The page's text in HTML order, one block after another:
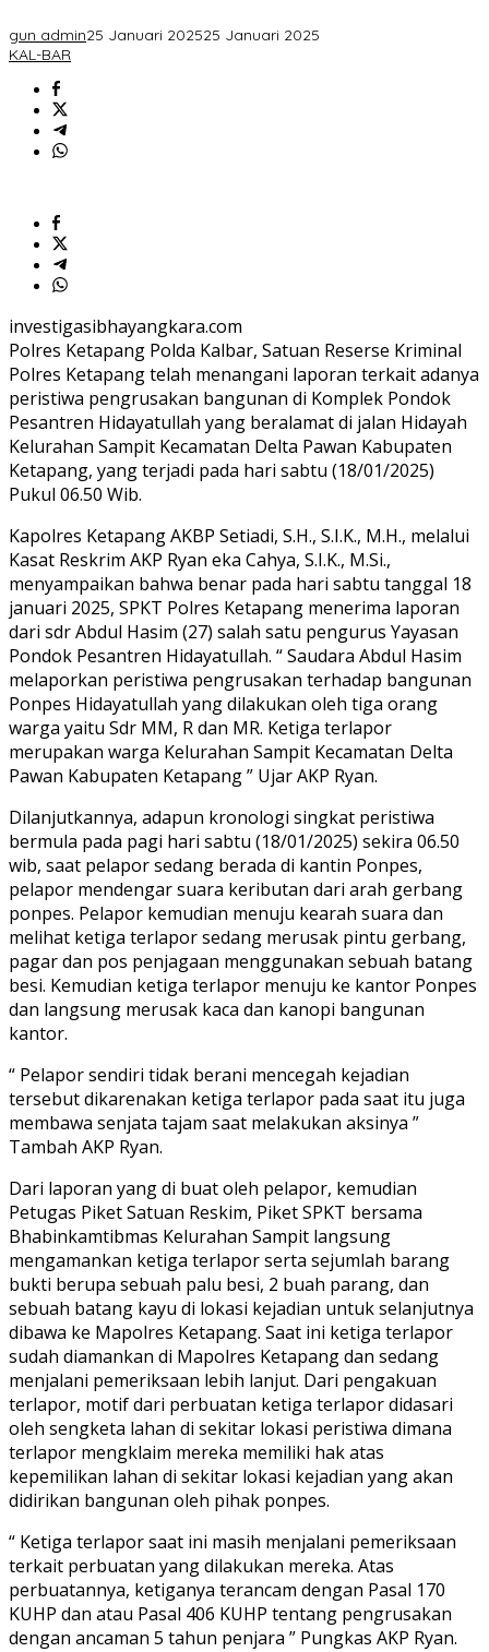
gun admin25 Januari 202525 Januari 2025
KAL-BAR
investigasibhayangkara.com
Polres Ketapang Polda Kalbar, Satuan Reserse Kriminal
Polres Ketapang telah menangani laporan terkait adanya
peristiwa pengrusakan bangunan di Komplek Pondok
Pesantren Hidayatullah yang beralamat di jalan Hidayah
Kelurahan Sampit Kecamatan Delta Pawan Kabupaten
Ketapang, yang terjadi pada hari sabtu (18/01/2025)
Pukul 06.50 Wib.
Kapolres Ketapang AKBP Setiadi, S.H., S.I.K., M.H., melalui
Kasat Reskrim AKP Ryan eka Cahya, S.I.K., M.Si.,
menyampaikan bahwa benar pada hari sabtu tanggal 18
januari 2025, SPKT Polres Ketapang menerima laporan
dari sdr Abdul Hasim (27) salah satu pengurus Yayasan
Pondok Pesantren Hidayatullah. “ Saudara Abdul Hasim
melaporkan peristiwa pengrusakan terhadap bangunan
Ponpes Hidayatullah yang dilakukan oleh tiga orang
warga yaitu Sdr MM, R dan MR. Ketiga terlapor
merupakan warga Kelurahan Sampit Kecamatan Delta
Pawan Kabupaten Ketapang ” Ujar AKP Ryan.
Dilanjutkannya, adapun kronologi singkat peristiwa
bermula pada pagi hari sabtu (18/01/2025) sekira 06.50
wib, saat pelapor sedang berada di kantin Ponpes,
pelapor mendengar suara keributan dari arah gerbang
ponpes. Pelapor kemudian menuju kearah suara dan
melihat ketiga terlapor sedang merusak pintu gerbang,
pagar dan pos penjagaan menggunakan sebuah batang
besi. Kemudian ketiga terlapor menuju ke kantor Ponpes
dan langsung merusak kaca dan kanopi bangunan
kantor.
“ Pelapor sendiri tidak berani mencegah kejadian
tersebut dikarenakan ketiga terlapor pada saat itu juga
membawa senjata tajam saat melakukan aksinya ”
Tambah AKP Ryan.
Dari laporan yang di buat oleh pelapor, kemudian
Petugas Piket Satuan Reskim, Piket SPKT bersama
Bhabinkamtibmas Kelurahan Sampit langsung
mengamankan ketiga terlapor serta sejumlah barang
bukti berupa sebuah palu besi, 2 buah parang, dan
sebuah batang kayu di lokasi kejadian untuk selanjutnya
dibawa ke Mapolres Ketapang. Saat ini ketiga terlapor
sudah diamankan di Mapolres Ketapang dan sedang
menjalani pemeriksaan lebih lanjut. Dari pengakuan
terlapor, motif dari perbuatan ketiga terlapor didasari
oleh sengketa lahan di sekitar lokasi peristiwa dimana
terlapor mengklaim mereka memiliki hak atas
kepemilikan lahan di sekitar lokasi kejadian yang akan
didirikan bangunan oleh pihak ponpes.
“ Ketiga terlapor saat ini masih menjalani pemeriksaan
terkait perbuatan yang dilakukan mereka. Atas
perbuatannya, ketiganya terancam dengan Pasal 170
KUHP dan atau Pasal 406 KUHP tentang pengrusakan
dengan ancaman 5 tahun penjara ” Pungkas AKP Ryan.